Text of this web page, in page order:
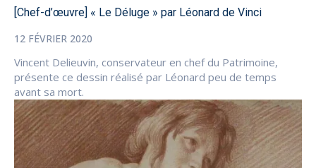
[Chef-d’œuvre] « Le Déluge » par Léonard de Vinci
12 FÉVRIER 2020
Vincent Delieuvin, conservateur en chef du Patrimoine,
présente ce dessin réalisé par Léonard peu de temps
avant sa mort.